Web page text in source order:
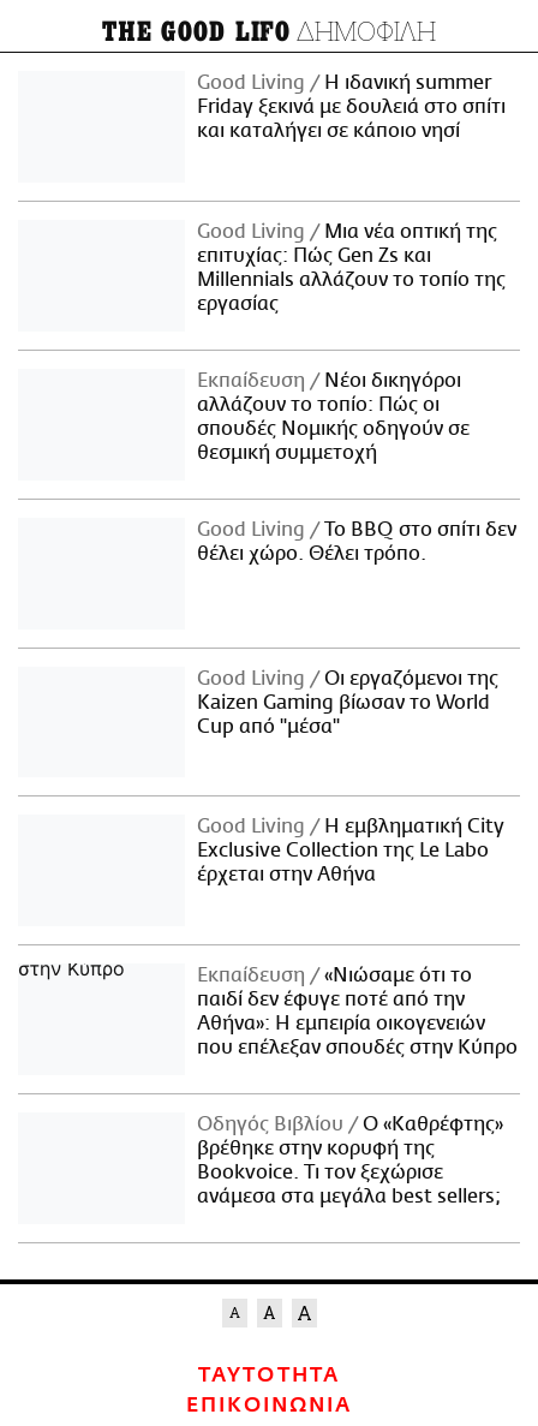
THE GOOD LIFO ΔΗΜΟΦΙΛΗ
Good Living
Η ιδανική summer
Friday ξεκινά με δουλειά στο σπίτι
και καταλήγει σε κάποιο νησί
Good Living
Μια νέα οπτική της
επιτυχίας: Πώς Gen Zs και
Millennials αλλάζουν το τοπίο της
εργασίας
Εκπαίδευση
Νέοι δικηγόροι
αλλάζουν το τοπίο: Πώς οι
σπουδές Νομικής οδηγούν σε
θεσμική συμμετοχή
Good Living
Το BBQ στο σπίτι δεν
θέλει χώρο. Θέλει τρόπο.
Good Living
Οι εργαζόμενοι της
Kaizen Gaming βίωσαν το World
Cup από "μέσα"
Good Living
Η εμβληματική City
Exclusive Collection της Le Labo
έρχεται στην Αθήνα
Εκπαίδευση
«Νιώσαμε ότι το
παιδί δεν έφυγε ποτέ από την
Αθήνα»: Η εμπειρία οικογενειών
που επέλεξαν σπουδές στην Κύπρο
Οδηγός Βιβλίου
Ο «Καθρέφτης»
βρέθηκε στην κορυφή της
Bookvoice. Τι τον ξεχώρισε
ανάμεσα στα μεγάλα best sellers;
ΤΑΥΤΟΤΗΤΑ
ΕΠΙΚΟΙΝΩΝΙΑ